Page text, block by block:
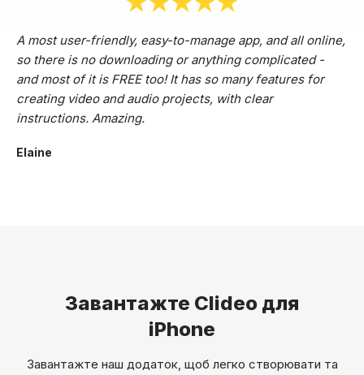
A most user-friendly, easy-to-manage app, and all online,
so there is no downloading or anything complicated -
and most of it is FREE too! It has so many features for
creating video and audio projects, with clear
instructions. Amazing.
Elaine
Завантажте Clideo для
iPhone
Завантажте наш додаток, щоб легко створювати та